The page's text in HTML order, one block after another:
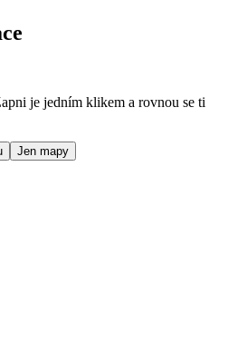
je jedním klikem a rovnou se ti
Jen mapy